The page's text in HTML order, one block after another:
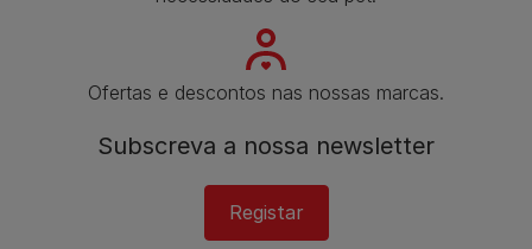
Ofertas e descontos nas nossas marcas.
Subscreva a nossa newsletter
Registar